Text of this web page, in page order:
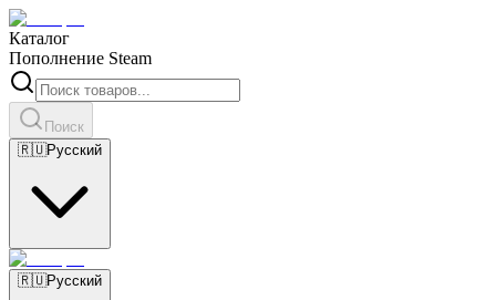
Каталог
Пополнение Steam
Поиск
🇷🇺Русский
🇷🇺Русский